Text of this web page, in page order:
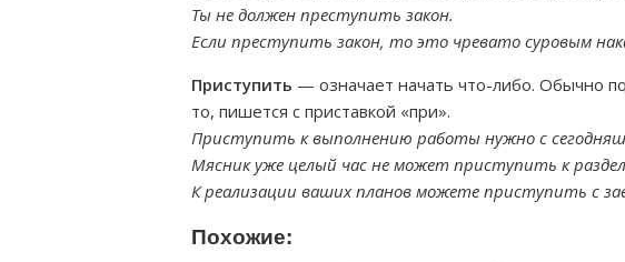
Ты не должен преступить закон.
Если преступить закон, то это чревато суровым
Приступить — означает начать что-либо. Обычно
то, пишется с приставкой «при».
Приступить к выполнению работы нужно с
Мясник уже целый час не может приступить к
К реализации ваших планов можете приступить с
Похожие: